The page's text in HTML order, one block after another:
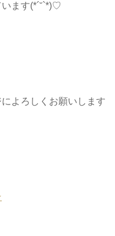
ます(*´˘`*)♡
よろしくお願いします